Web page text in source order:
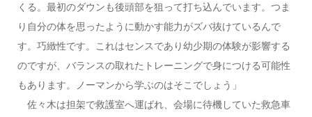
くる。最初のダウンも後頭部を狙って打ち込んでいます。つま
り自分の体を思ったように動かす能力がズバ抜けているんで
す。巧緻性です。これはセンスであり幼少期の体験が影響する
のですが、バランスの取れたトレーニングで身につける可能性
もあります。ノーマンから学ぶのはそこでしょう」
佐々木は担架で救護室へ運ばれ、会場に待機していた救急車